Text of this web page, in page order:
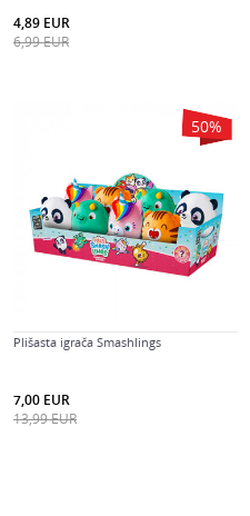
4,89 EUR
6,99EUR
50%
Plišasta igrača Smashlings
7,00 EUR
13,99EUR